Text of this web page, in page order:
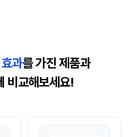
과를 가진 제품과
비교해보세요!